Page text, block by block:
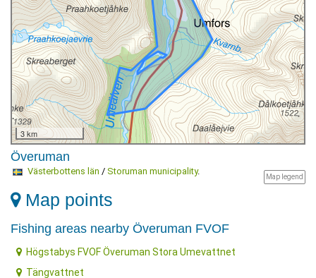
3 km
Överuman
Map legend
Västerbottens län / Storuman municipality.
Map points
Fishing areas nearby Överuman FVOF
Högstabys FVOF Överuman Stora Umevattnet
Tängvattnet